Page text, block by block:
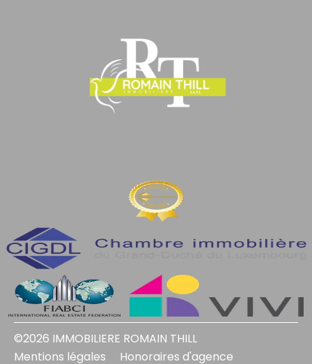
©2026 IMMOBILIERE ROMAIN THILL
Mentions légales
Honoraires d'agence